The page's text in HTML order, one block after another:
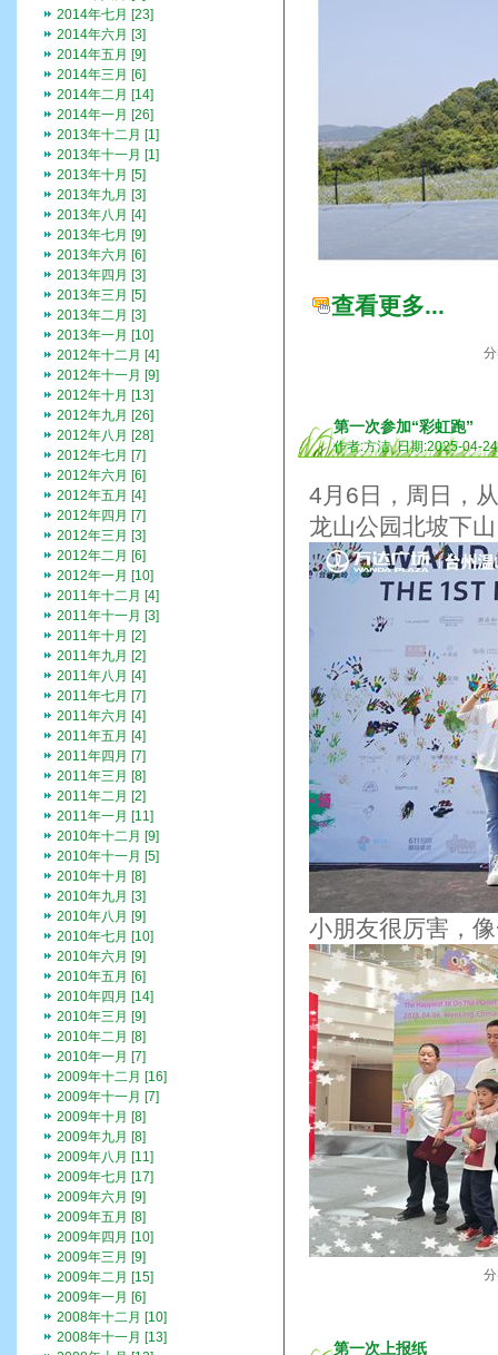
查看更多...
第一次参加“彩虹跑”
作者:方洁 日期:2025-04-24
4月6日，周日，
龙山公园北坡下
小朋友很厉害，
第一次上报纸
2014年七月 [23]
2014年六月 [3]
2014年五月 [9]
2014年三月 [6]
2014年二月 [14]
2014年一月 [26]
2013年十二月 [1]
2013年十一月 [1]
2013年十月 [5]
2013年九月 [3]
2013年八月 [4]
2013年七月 [9]
2013年六月 [6]
2013年四月 [3]
2013年三月 [5]
2013年二月 [3]
2013年一月 [10]
2012年十二月 [4]
2012年十一月 [9]
2012年十月 [13]
2012年九月 [26]
2012年八月 [28]
2012年七月 [7]
2012年六月 [6]
2012年五月 [4]
2012年四月 [7]
2012年三月 [3]
2012年二月 [6]
2012年一月 [10]
2011年十二月 [4]
2011年十一月 [3]
2011年十月 [2]
2011年九月 [2]
2011年八月 [4]
2011年七月 [7]
2011年六月 [4]
2011年五月 [4]
2011年四月 [7]
2011年三月 [8]
2011年二月 [2]
2011年一月 [11]
2010年十二月 [9]
2010年十一月 [5]
2010年十月 [8]
2010年九月 [3]
2010年八月 [9]
2010年七月 [10]
2010年六月 [9]
2010年五月 [6]
2010年四月 [14]
2010年三月 [9]
2010年二月 [8]
2010年一月 [7]
2009年十二月 [16]
2009年十一月 [7]
2009年十月 [8]
2009年九月 [8]
2009年八月 [11]
2009年七月 [17]
2009年六月 [9]
2009年五月 [8]
2009年四月 [10]
2009年三月 [9]
2009年二月 [15]
2009年一月 [6]
2008年十二月 [10]
2008年十一月 [13]